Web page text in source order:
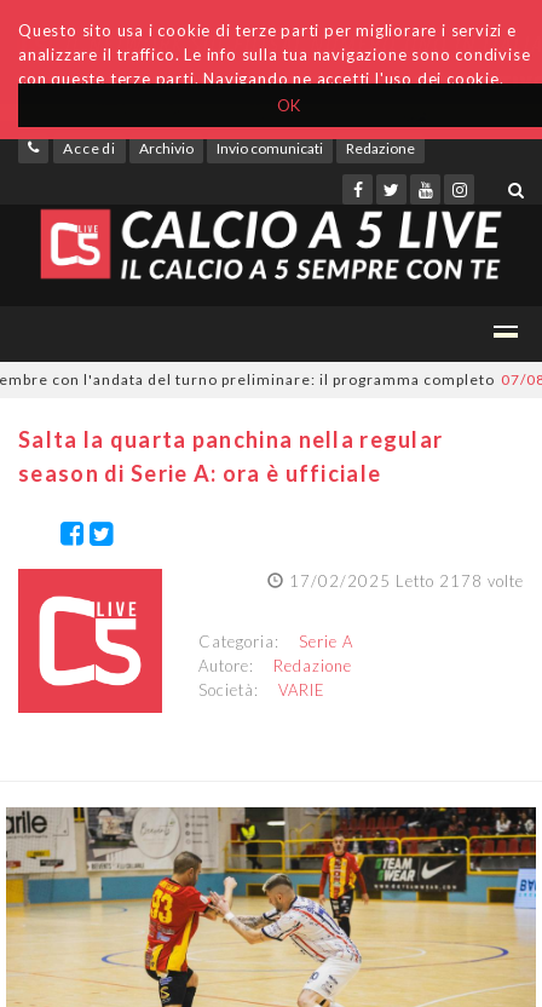
OK
Questo sito usa i cookie di terze parti per migliorare i servizi e
analizzare il traffico. Le info sulla tua navigazione sono condivise
con queste terze parti. Navigando ne accetti l'uso dei cookie.
Accedi Archivio Invio comunicati Redazione
con l'andata del turno preliminare: il programma completo 07/08/
Salta la quarta panchina nella regular
season di Serie A: ora è ufficiale
17/02/2025 Letto 2178 volte
Categoria: Serie A
Autore: Redazione
Società:VARIE